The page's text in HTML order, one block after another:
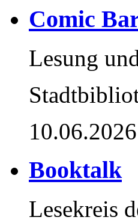
Comic
Lesung
10.06.2026
Booktalk
Lesekreis